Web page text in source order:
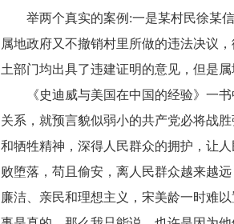
举两个真实的案例:一是某村民徐某
属地政府又不撤销村里所做的违法决议
土部门均出具了违建证明的意见，但是
《史迪威与美国在中国的经验》一
关系，就预言貌似弱小的共产党必将战
和牺牲精神，深得人民群众的拥护，让
败堕落，苟且偷安，离人民群众越来越
廉洁、亲民和理想主义，宋美龄一时难